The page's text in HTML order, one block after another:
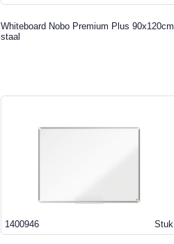
Whiteboard Nobo Premium Plus 90x120cm
staal
Stuk
1400946